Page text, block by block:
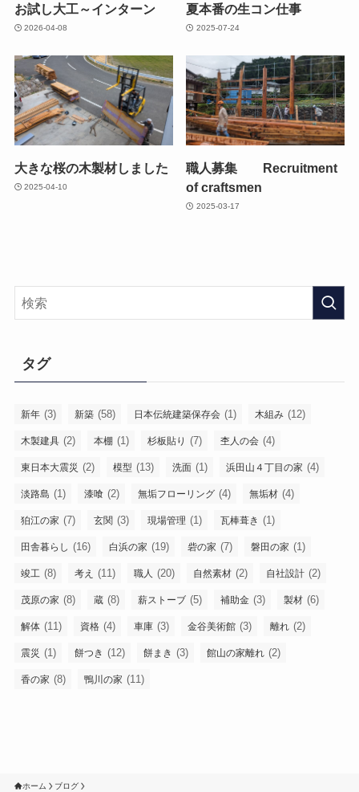
お試し大工～インターン
2026-04-08
夏本番の生コン仕事
2025-07-24
大きな桜の木製材しました
2025-04-10
職人募集 Recruitment
of craftsmen
2025-03-17
タグ
新年 (3) 新築 (58) 日本伝統建築保存会 (1) 木組み (12)
木製建具 (2) 本棚 (1) 杉板貼り (7) 杢人の会 (4)
東日本大震災 (2) 模型 (13) 洗面 (1) 浜田山４丁目の家 (4)
淡路島 (1) 漆喰 (2) 無垢フローリング (4) 無垢材 (4)
狛江の家 (7) 玄関 (3) 現場管理 (1) 瓦棒葺き (1)
田舎暮らし (16) 白浜の家 (19) 砦の家 (7) 磐田の家 (1)
竣工 (8) 考え (11) 職人 (20) 自然素材 (2) 自社設計 (2)
茂原の家 (8) 蔵 (8) 薪ストーブ (5) 補助金 (3) 製材 (6)
解体 (11) 資格 (4) 車庫 (3) 金谷美術館 (3) 離れ (2)
震災 (1) 餅つき (12) 餅まき (3) 館山の家離れ (2)
香の家 (8) 鴨川の家 (11)
ホーム ブログ